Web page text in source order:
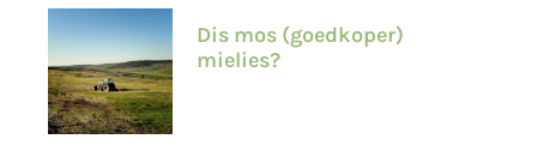
Dis mos (goedkoper)
mielies?